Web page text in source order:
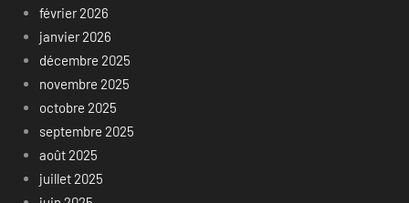
février 2026
janvier 2026
décembre 2025
novembre 2025
octobre 2025
septembre 2025
août 2025
juillet 2025